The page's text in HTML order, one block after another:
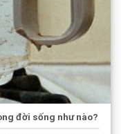
đời sống như nào?